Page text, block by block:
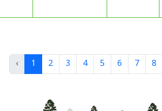
‹ 1 2 3 4 5 6 7 8